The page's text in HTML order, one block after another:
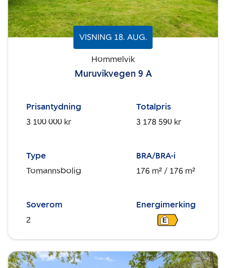
VISNING 18. AUG.
Hommelvik
Muruvikvegen 9 A
Prisantydning
3 100 000 kr
Totalpris
3 178 590 kr
Type
Tomannsbolig
BRA/BRA-i
176 m² / 176 m²
Soverom
2
Energimerking
E